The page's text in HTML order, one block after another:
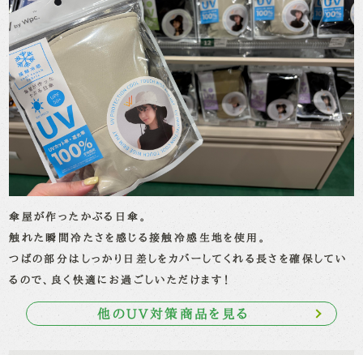
傘屋が作ったかぶる日傘。
触れた瞬間冷たさを感じる接触冷感生地を使用。
つばの部分はしっかり日差しをカバーしてくれる長さを確保してい
るので、良く快適にお過ごしいただけます！
他のUV対策商品を見る